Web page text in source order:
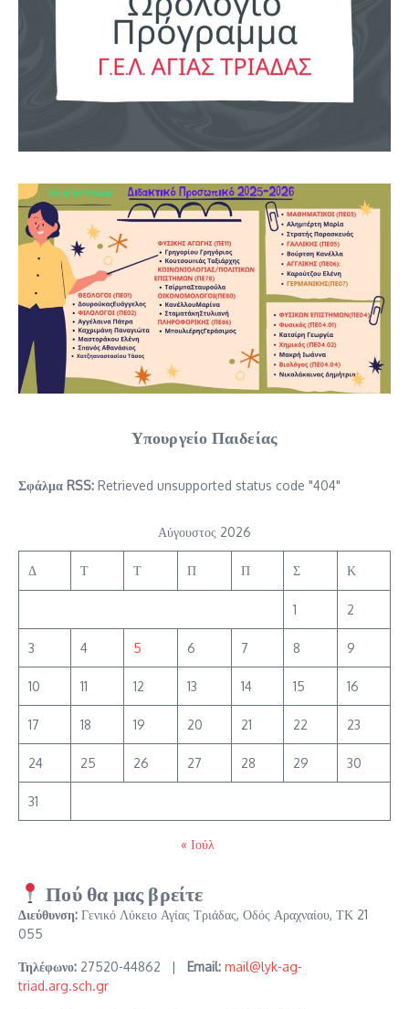
Υπουργείο Παιδείας
Σφάλμα RSS: Retrieved unsupported status code "404"
Αύγουστος 2026
Δ Τ Τ Π Π Σ Κ
1 2
3 4 5 6 7 8 9
10 11 12 13 14 15 16
17 18 19 20 21 22 23
24 25 26 27 28 29 30
31
« Ιούλ
Πού θα μας βρείτε
Διεύθυνση: Γενικό Λύκειο Αγίας Τριάδας, Οδός Αραχναίου, ΤΚ 21
055
Τηλέφωνο: 27520-44862 | Email: mail@lyk-ag-
triad.arg.sch.gr